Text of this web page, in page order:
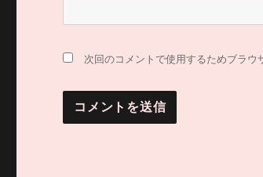
次回のコメントで使用するためブラウ